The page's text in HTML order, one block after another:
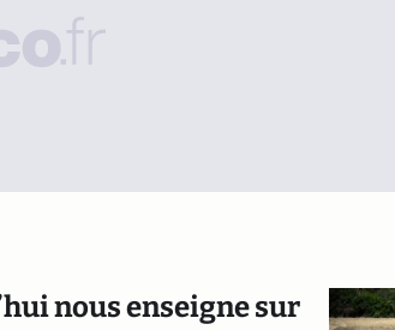
nous enseigne sur